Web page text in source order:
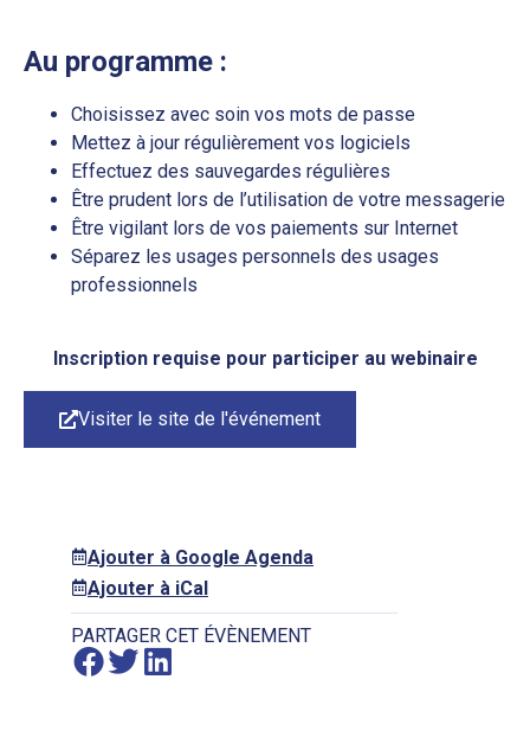
Au programme :
Choisissez avec soin vos mots de passe
Mettez à jour régulièrement vos logiciels
Effectuez des sauvegardes régulières
Être prudent lors de l’utilisation de votre messagerie
Être vigilant lors de vos paiements sur Internet
Séparez les usages personnels des usages
professionnels
Inscription requise pour participer au webinaire
Visiter le site de l'événement
Ajouter à Google Agenda
Ajouter à iCal
PARTAGER CET ÉVÈNEMENT